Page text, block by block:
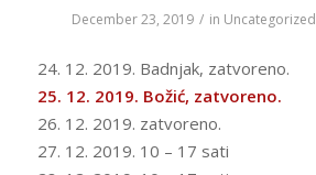
December 23, 2019 / in Uncategorized
24. 12. 2019. Badnjak, zatvoreno.
25. 12. 2019. Božić, zatvoreno.
26. 12. 2019. zatvoreno.
27. 12. 2019. 10 – 17 sati